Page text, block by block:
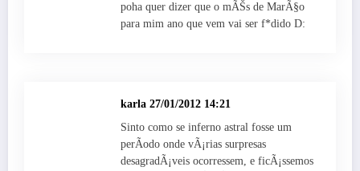
poha quer dizer que o mÃŠs de MarÃ§o
para mim ano que vem vai ser f*dido D:
karla 27/01/2012 14:21
Sinto como se inferno astral fosse um
perÃ­odo onde vÃ¡rias surpresas
desagradÃ¡veis ocorressem, e ficÃ¡ssemos